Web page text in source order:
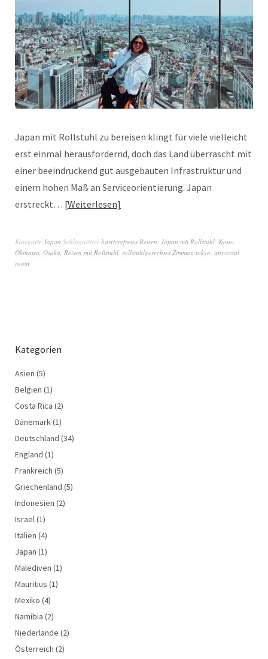
Japan mit Rollstuhl zu bereisen klingt für viele vielleicht
erst einmal herausfordernd, doch das Land überrascht mit
einer beeindruckend gut ausgebauten Infrastruktur und
einem hohen Maß an Serviceorientierung. Japan
erstreckt… Weiterlesen
Kategorie Japan Schlagwörterbarrierefreies Reisen, Japan mit Rollstuhl, Kyoto,
Okinawa, Osaka, Reisen mit Rollstuhl, rollstuhlgerechtes Zimmer, tokyo, universal
room
Kategorien
Asien (5)
Belgien (1)
Costa Rica (2)
Dänemark(1)
Deutschland (34)
England (1)
Frankreich (5)
Griechenland (5)
Indonesien (2)
Israel(1)
Italien (4)
Japan (1)
Malediven (1)
Mauritius (1)
Mexiko (4)
Namibia (2)
Niederlande (2)
Österreich (2)